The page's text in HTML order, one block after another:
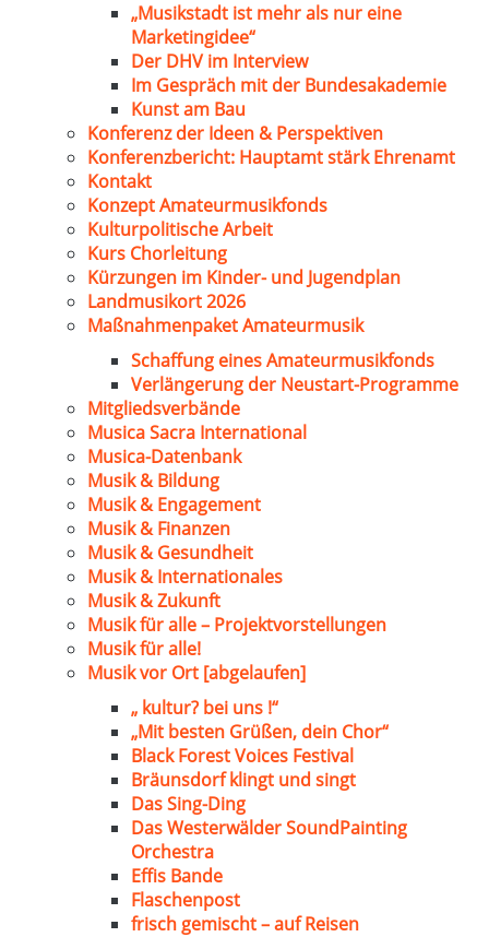
„Musikstadt ist mehr als nur eine
Marketingidee“
Der DHV im Interview
Im Gespräch mit der Bundesakademie
Kunst am Bau
Konferenz der Ideen & Perspektiven
Konferenzbericht: Hauptamt stärk Ehrenamt
Kontakt
Konzept Amateurmusikfonds
Kulturpolitische Arbeit
Kurs Chorleitung
Kürzungen im Kinder- und Jugendplan
Landmusikort 2026
Maßnahmenpaket Amateurmusik
Schaffung eines Amateurmusikfonds
Verlängerung der Neustart-Programme
Mitgliedsverbände
Musica Sacra International
Musica-Datenbank
Musik & Bildung
Musik & Engagement
Musik & Finanzen
Musik & Gesundheit
Musik & Internationales
Musik & Zukunft
Musik für alle – Projektvorstellungen
Musik für alle!
Musik vor Ort [abgelaufen]
„ kultur? bei uns !“
„Mit besten Grüßen, dein Chor“
Black Forest Voices Festival
Bräunsdorf klingt und singt
Das Sing-Ding
Das Westerwälder SoundPainting
Orchestra
Effis Bande
Flaschenpost
frisch gemischt – auf Reisen